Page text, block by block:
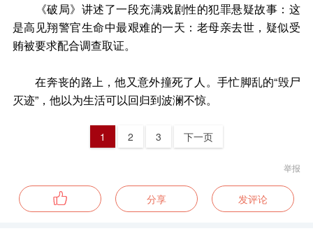
《破局》讲述了一段充满戏剧性的犯罪悬疑故事：这
是高见翔警官生命中最艰难的一天：老母亲去世，疑似受
贿被要求配合调查取证。
在奔丧的路上，他又意外撞死了人。手忙脚乱的“毁尸
灭迹”，他以为生活可以回归到波澜不惊。
1 2 3 下一页
举报
分享 发评论